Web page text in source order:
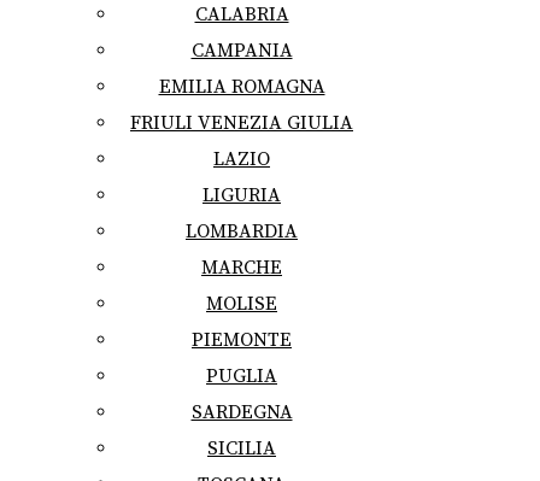
CALABRIA
CAMPANIA
EMILIA ROMAGNA
FRIULI VENEZIA GIULIA
LAZIO
LIGURIA
LOMBARDIA
MARCHE
MOLISE
PIEMONTE
PUGLIA
SARDEGNA
SICILIA